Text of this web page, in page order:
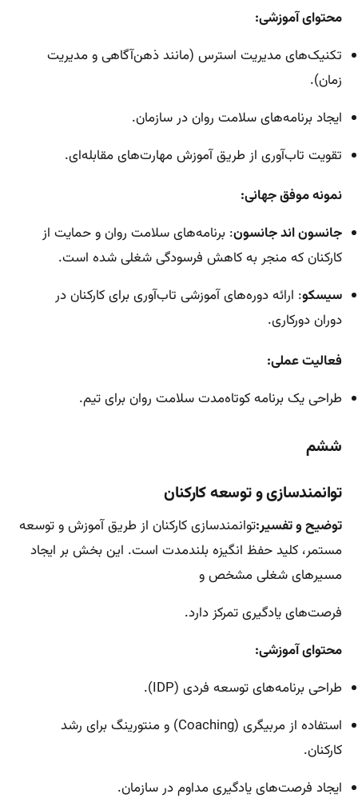
محتوای آموزشی:
تکنیک‌های مدیریت استرس (مانند ذهن‌آگاهی و مدیریت
زمان).
ایجاد برنامه‌های سلامت روان در سازمان.
تقویت تاب‌آوری از طریق آموزش مهارت‌های مقابله‌ای.
نمونه موفق جهانی:
جانسون اند جانسون: برنامه‌های سلامت روان و حمایت از
کارکنان که منجر به کاهش فرسودگی شغلی شده است.
سیسکو: ارائه دوره‌های آموزشی تاب‌آوری برای کارکنان در
دوران دورکاری.
فعالیت عملی:
طراحی یک برنامه کوتاه‌مدت سلامت روان برای تیم.
ششم
توانمندسازی و توسعه کارکنان
توضیح و تفسیر:توانمندسازی کارکنان از طریق آموزش و توسعه
مستمر، کلید حفظ انگیزه بلندمدت است. این بخش بر ایجاد
مسیرهای شغلی مشخص و
فرصت‌های یادگیری تمرکز دارد.
محتوای آموزشی:
طراحی برنامه‌های توسعه فردی (IDP).
استفاده از مربیگری (Coaching) و منتورینگ برای رشد
کارکنان.
ایجاد فرصت‌های یادگیری مداوم در سازمان.